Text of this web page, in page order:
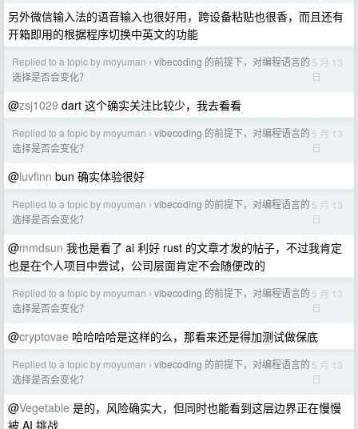
另外微信输入法的语音输入也很好用，跨设备粘贴也很香，而且还有
开箱即用的根据程序切换中英文的功能
Replied to a topic by moyuman › vibecoding 的前提下，对编程语言的
选择是否会变化？
5 月 13
日
@zsj1029 dart 这个确实关注比较少，我去看看
Replied to a topic by moyuman › vibecoding 的前提下，对编程语言的
选择是否会变化？
5 月 13
日
@luvfinn bun 确实体验很好
Replied to a topic by moyuman › vibecoding 的前提下，对编程语言的
选择是否会变化？
5 月 13
日
@mmdsun 我也是看了 ai 利好 rust 的文章才发的帖子，不过我肯定
也是在个人项目中尝试，公司层面肯定不会随便改的
Replied to a topic by moyuman › vibecoding 的前提下，对编程语言的
选择是否会变化？
5 月 13
日
@cryptovae 哈哈哈哈是这样的么，那看来还是得加测试做保底
Replied to a topic by moyuman › vibecoding 的前提下，对编程语言的
选择是否会变化？
5 月 13
日
@Vegetable 是的，风险确实大，但同时也能看到这层边界正在慢慢
被 AI 挑战